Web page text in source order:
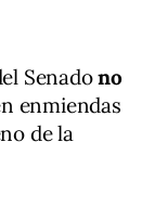
Senadono
enmiendas
de la